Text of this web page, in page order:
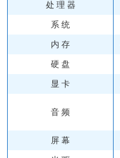
处 理 器
系 统
内 存
硬 盘
显 卡
音 频
屏 幕